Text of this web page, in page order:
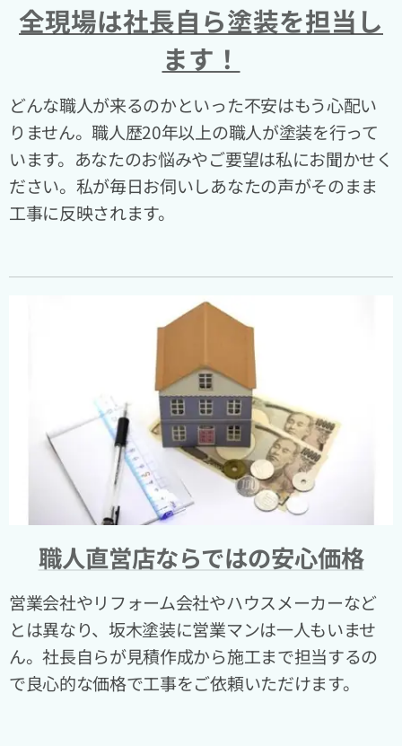
全現場は社長自ら塗装を担当し
ます！
どんな職人が来るのかといった不安はもう心配い
りません。職人歴20年以上の職人が塗装を行って
います。あなたのお悩みやご要望は私にお聞かせく
ださい。私が毎日お伺いしあなたの声がそのまま
工事に反映されます。
職人直営店ならではの安心価格
営業会社やリフォーム会社やハウスメーカーなど
とは異なり、坂木塗装に営業マンは一人もいませ
ん。社長自らが見積作成から施工まで担当するの
で良心的な価格で工事をご依頼いただけます。